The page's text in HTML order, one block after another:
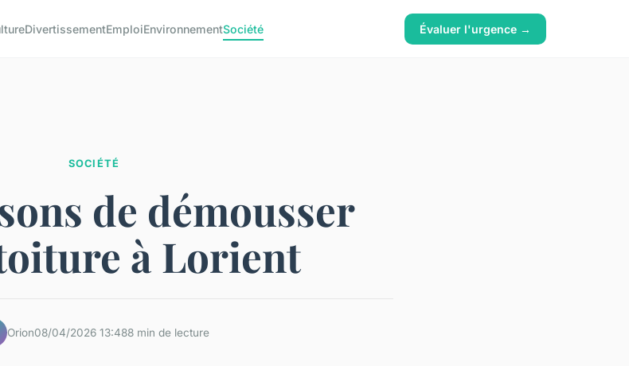
DivertissementEmploiEnvironnementSociété Évaluer l'urgence →
SOCIÉTÉ
de démousser
à Lorient
Orion08/04/2026 13:488 min de lecture